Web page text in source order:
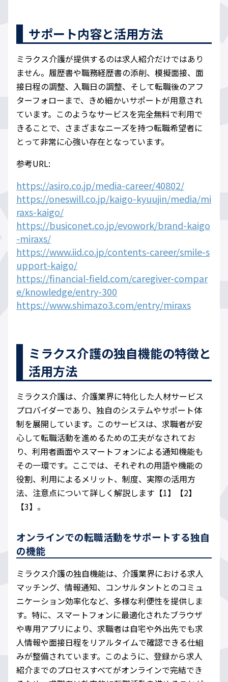
サポート内容と活用方法
ミラクス介護が提供するのは求人紹介だけではあり
ません。履歴書や職務経歴書の添削、模擬面接、面
接日程の調整、入職日の調整、そして転職後のアフ
ターフォローまで、きめ細かいサポートが用意され
ています。このようなサービスを完全無料で利用で
きることで、さまざまなニーズを持つ転職希望者に
とって非常に心強い存在となっています。
参考URL:
https://asiro.co.jp/media-career/40802/
https://oneswill.co.jp/kaigo-kyuujin/media/mi
raxs-kaigo/
https://busiconet.co.jp/evowork/brand-kaigo
-miraxs/
https://www.iid.co.jp/contents-career/smile-s
upport-kaigo/
https://financial-field.com/caregiver-compar
e/knowledge/entry-300
https://www.shimazo3.com/entry/miraxs
ミラクス介護の独自機能の特徴と
活用方法
ミラクス介護は、介護業界に特化した人材サービス
プロバイダーであり、独自のシステムやサポート体
制を展開しています。このサービスは、求職者が安
心して転職活動を進めるための工夫がなされてお
り、利用者画面やスマートフォンによる通知機能も
その一環です。ここでは、それぞれの用語や機能の
役割、利用によるメリット、制度、実際の活用方
法、注意点について詳しく解説します【1】【2】
【3】。
オンラインでの転職活動をサポートする独自
の機能
ミラクス介護の独自機能は、介護業界における求人
マッチング、情報通知、コンサルタントとのコミュ
ニケーション効率化など、多様な利便性を提供しま
す。特に、スマートフォンに最適化されたブラウザ
や専用アプリにより、求職者は自宅や外出先でも求
人情報や面接日程をリアルタイムで確認できる仕組
みが整備されています。このように、登録から求人
紹介までのプロセスすべてがオンラインで完結でき